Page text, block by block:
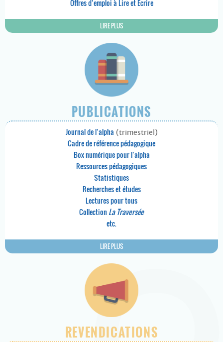
Offres d’emploi à Lire et Écrire
LIRE PLUS
PUBLICATIONS
Journal de l’alpha (trimestriel)
Cadre de référence pédagogique
Box numérique pour l’alpha
Ressources pédagogiques
Statistiques
Recherches et études
Lectures pour tous
Collection La Traversée
etc.
LIRE PLUS
REVENDICATIONS